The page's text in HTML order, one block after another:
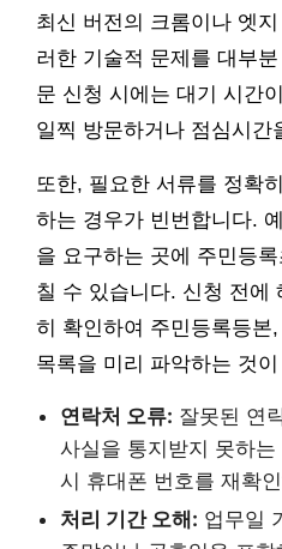
최신 버전의 크롬이나 엣
러한 기술적 문제를 대부
문 신청 시에는 대기 시간
일찍 방문하거나 점심시간
또한, 필요한 서류를 정확
하는 경우가 빈번합니다.
을 요구하는 곳에 주민등
칠 수 있습니다. 신청 전에
히 확인하여 주민등록등본
목록을 미리 파악하는 것
연락처 오류: 잘못된 연
사실을 통지받지 못하
시 휴대폰 번호를 재확
처리 기간 오해: 업무일